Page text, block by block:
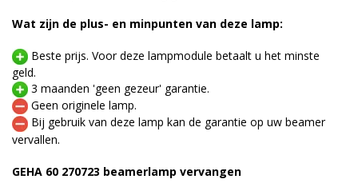
Wat zijn de plus- en minpunten van deze lamp:
Beste prijs. Voor deze lampmodule betaalt u het minste
geld.
3 maanden 'geen gezeur' garantie.
Geen originele lamp.
Bij gebruik van deze lamp kan de garantie op uw beamer
vervallen.
GEHA 60 270723 beamerlamp vervangen